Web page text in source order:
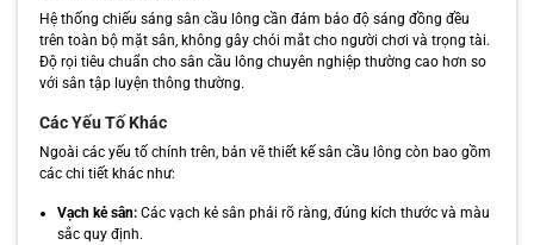
Hệ thống chiếu sáng sân cầu lông cần đảm bảo độ sáng đồng đều
trên toàn bộ mặt sân, không gây chói mắt cho người chơi và trọng tài.
Độ rọi tiêu chuẩn cho sân cầu lông chuyên nghiệp thường cao hơn so
với sân tập luyện thông thường.
Các Yếu Tố Khác
Ngoài các yếu tố chính trên, bản vẽ thiết kế sân cầu lông còn bao gồm
các chi tiết khác như:
Vạch kẻ sân:Các vạch kẻ sân phải rõ ràng, đúng kích thước và màu
sắc quy định.